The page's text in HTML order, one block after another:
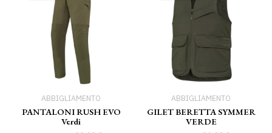
ABBIGLIAMENTO
PANTALONI RUSH EVO
Verdi
era:
109,00 €.
ABBIGLIAMENTO
GILET BERETTA SYMMER
VERDE
99,00 €.